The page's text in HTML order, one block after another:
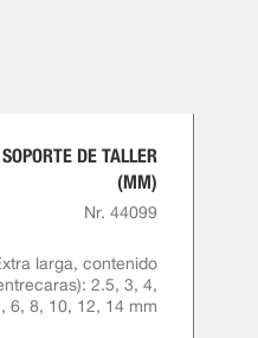
SOPORTE DE TALLER
(MM)
Nr. 44099
larga, contenido
2.5, 3, 4,
6, 8, 10, 12, 14 mm